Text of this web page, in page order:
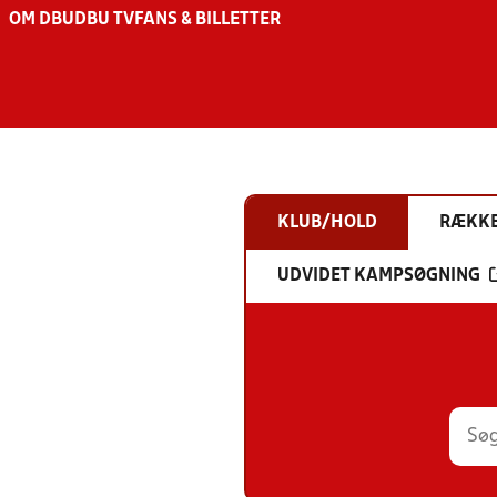
OM DBU DBU TV FANS & BILLETTER
KLUB/HOLD
UDVIDET KAMPSØGNING